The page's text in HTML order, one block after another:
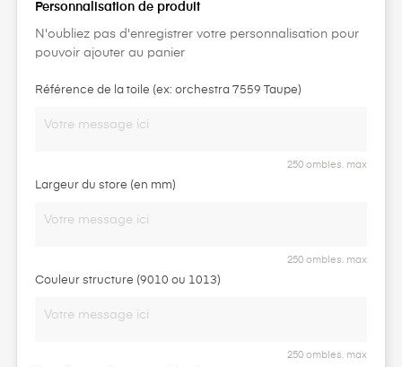
Personnalisation de produit
N'oubliez pas d'enregistrer votre personnalisation pour
pouvoir ajouter au panier
Référence de la toile (ex: orchestra 7559 Taupe)
250 ombles. max
Largeur du store (en mm)
250 ombles. max
Couleur structure (9010 ou 1013)
250 ombles. max